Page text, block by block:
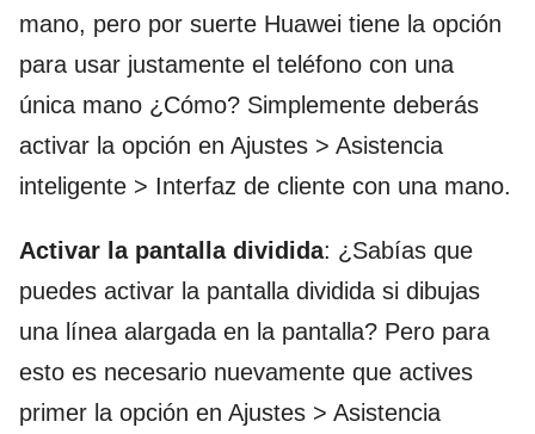
mano, pero por suerte Huawei tiene la opción
para usar justamente el teléfono con una
única mano ¿Cómo? Simplemente deberás
activar la opción en Ajustes > Asistencia
inteligente > Interfaz de cliente con una mano.
Activar la pantalla dividida: ¿Sabías que
puedes activar la pantalla dividida si dibujas
una línea alargada en la pantalla? Pero para
esto es necesario nuevamente que actives
primer la opción en Ajustes > Asistencia